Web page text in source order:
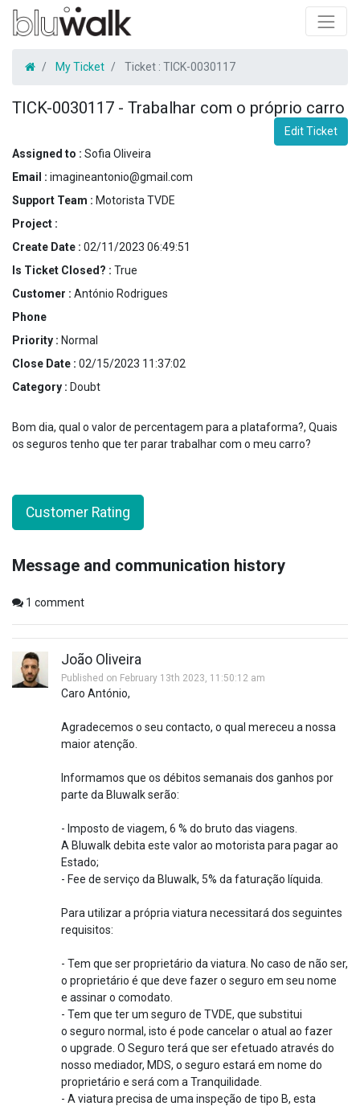
My Ticket Ticket : TICK-0030117
TICK-0030117 - Trabalhar com o próprio carro
Edit Ticket
Assigned to : Sofia Oliveira
Email : imagineantonio@gmail.com
Support Team : Motorista TVDE
Project :
Create Date : 02/11/2023 06:49:51
Is Ticket Closed? : True
Customer : António Rodrigues
Phone
Priority : Normal
Close Date : 02/15/2023 11:37:02
Category : Doubt
Bom dia, qual o valor de percentagem para a plataforma?, Quais
os seguros tenho que ter parar trabalhar com o meu carro?
Customer Rating
Message and communication history
1 comment
João Oliveira
Published on February 13th 2023, 11:50:12 am
Caro António,
Agradecemos o seu contacto, o qual mereceu a nossa
maior atenção.
Informamos que os débitos semanais dos ganhos por
parte da Bluwalk serão:
- Imposto de viagem, 6 % do bruto das viagens.
A Bluwalk debita este valor ao motorista para pagar ao
Estado;
- Fee de serviço da Bluwalk, 5% da faturação líquida.
Para utilizar a própria viatura necessitará dos seguintes
requisitos:
- Tem que ser proprietário da viatura. No caso de não ser,
o proprietário é que deve fazer o seguro em seu nome
e assinar o comodato.
- Tem que ter um seguro de TVDE, que substitui
o seguro normal, isto é pode cancelar o atual ao fazer
o upgrade. O Seguro terá que ser efetuado através do
nosso mediador, MDS, o seguro estará em nome do
proprietário e será com a Tranquilidade.
- A viatura precisa de uma inspeção de tipo B, esta